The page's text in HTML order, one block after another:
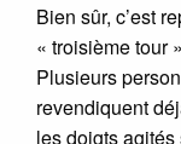
Bien sûr, c’est
« troisième tour
Plusieurs
revendiquent
les doigts